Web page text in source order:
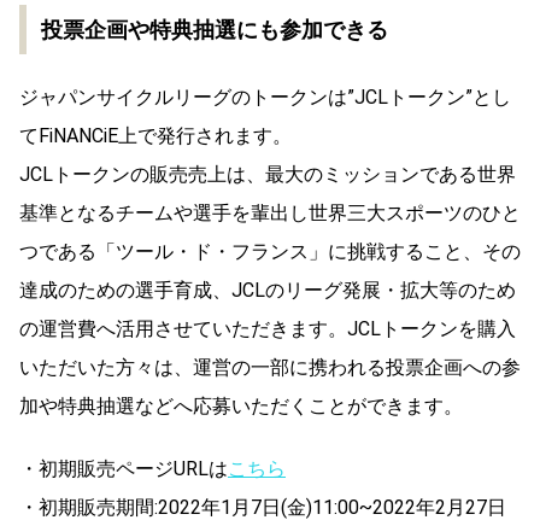
投票企画や特典抽選にも参加できる
ジャパンサイクルリーグのトークンは”JCLトークン”とし
てFiNANCiE上で発行されます。
JCLトークンの販売売上は、最大のミッションである世界
基準となるチームや選手を輩出し世界三大スポーツのひと
つである「ツール・ド・フランス」に挑戦すること、その
達成のための選手育成、JCLのリーグ発展・拡大等のため
の運営費へ活用させていただきます。JCLトークンを購入
いただいた方々は、運営の一部に携われる投票企画への参
加や特典抽選などへ応募いただくことができます。
・初期販売ページURLはこちら
・初期販売期間:2022年1月7日(金)11:00~2022年2月27日